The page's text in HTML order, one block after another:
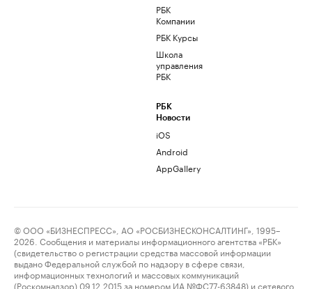
РБК
Компании
РБК Курсы
Школа
управления
РБК
РБК
Новости
iOS
Android
AppGallery
© ООО «БИЗНЕСПРЕСС», АО «РОСБИЗНЕСКОНСАЛТИНГ», 1995–
2026. Сообщения и материалы информационного агентства «РБК»
(свидетельство о регистрации средства массовой информации
выдано Федеральной службой по надзору в сфере связи,
информационных технологий и массовых коммуникаций
(Роскомнадзор) 09.12.2015 за номером ИА №ФС77-63848) и сетевого